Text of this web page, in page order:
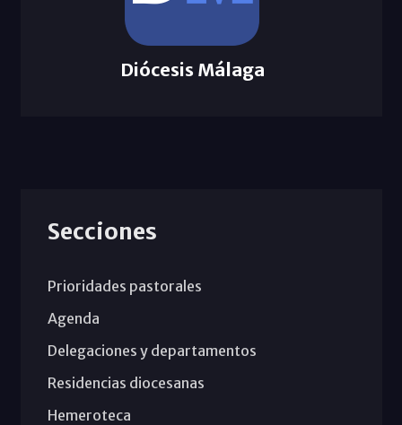
Diócesis Málaga
Secciones
Prioridades pastorales
Agenda
Delegaciones y departamentos
Residencias diocesanas
Hemeroteca